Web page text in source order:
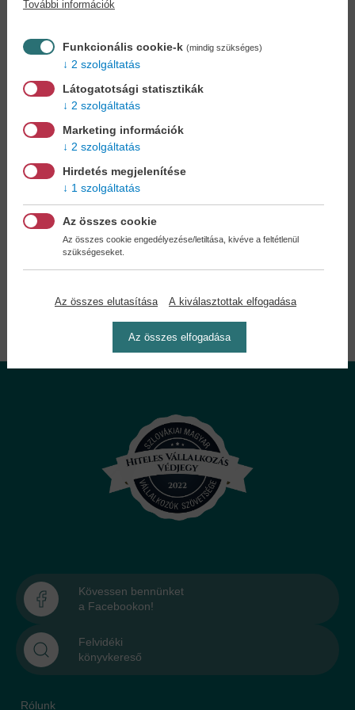
könyve beszerzését!Könyvkereső-szolgálat
Otthonában, kényelmesen
könyvet - tumultus nélkül!
Kedvezmények, nyereményjátékok,
Ön is!
A legelőnyösebb postaköltséggel
Önnek semmiféle kötelezettsége a Családi
Kövessen bennünket
a Facebookon!
Felvidéki
könyvkereső
Rólunk
További információk
Funkcionális cookie-k (mindig szükséges)
2 szolgáltatás
Látogatotsági statisztikák
2 szolgáltatás
Marketing információk
2 szolgáltatás
Hirdetés megjelenítése
1 szolgáltatás
Az összes cookie
Az összes cookie engedélyezése/letiltása, kivéve a feltétlenül
szükségeseket.
Az összes elutasítása A kiválasztottak elfogadása
Az összes elfogadása